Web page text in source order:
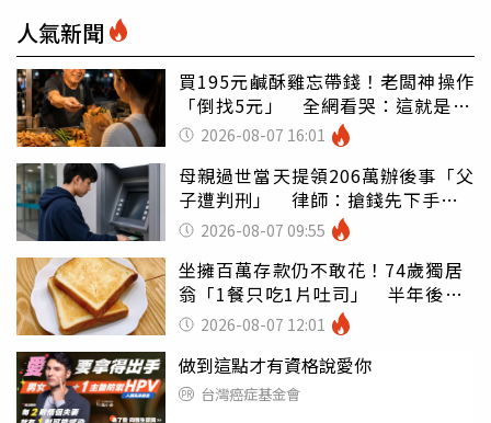
人氣新聞
買195元鹹酥雞忘帶錢！老闆神操作
「倒找5元」 全網看哭：這就是台
灣 2026-08-07 16:01
母親過世當天提領206萬辦後事「父
子遭判刑」 律師：搶錢先下手是
罪 2026-08-07 09:55
坐擁百萬存款仍不敢花！74歲獨居
翁「1餐只吃1片吐司」 半年後暴
瘦嚇壞女兒
2026-08-07 12:01
做到這點才有資格說愛你
台灣癌症基金會